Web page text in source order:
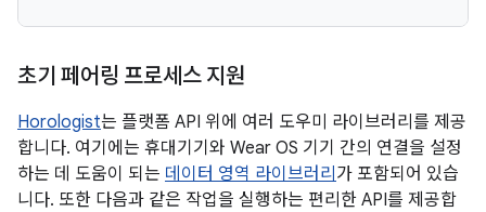
초기 페어링 프로세스 지원
Horologist는 플랫폼 API 위에 여러 도우미 라이브러리를 제공
합니다. 여기에는 휴대기기와 Wear OS 기기 간의 연결을 설정
하는 데 도움이 되는 데이터 영역 라이브러리 가 포함되어 있습
니다. 또한 다음과 같은 작업을 실행하는 편리한 API를 제공합